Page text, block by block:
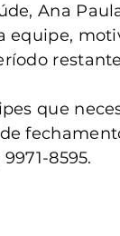
Ana
que
8595.